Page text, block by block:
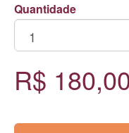
Quantidade
R$